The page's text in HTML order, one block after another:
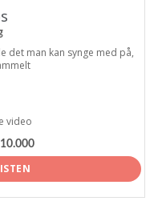
det man kan synge med på,
video